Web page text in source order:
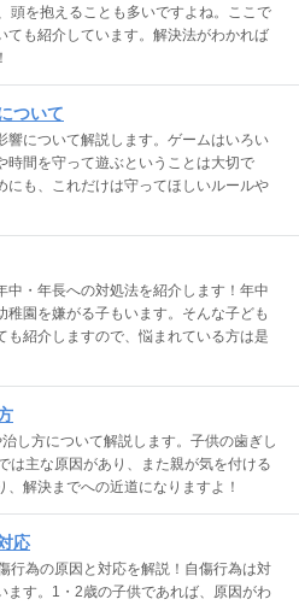
頭を抱えることも多いですよね。ここで
ても紹介しています。解決法がわかれば
ついて
響について解説します。ゲームはいろい
時間を守って遊ぶということは大切で
にも、これだけは守ってほしいルールや
中・年長への対処法を紹介します！年中
園を嫌がる子もいます。そんな子ども
紹介しますので、悩まれている方は是
し方について解説します。子供の歯ぎし
主な原因があり、また親が気を付ける
解決までへの近道になりますよ！
応
行為の原因と対応を解説！自傷行為は対
ます。1・2歳の子供であれば、原因がわ